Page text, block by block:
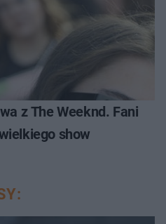
z The Weeknd. Fani
show